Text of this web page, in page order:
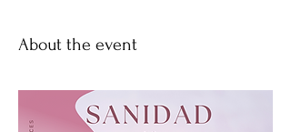
About the event